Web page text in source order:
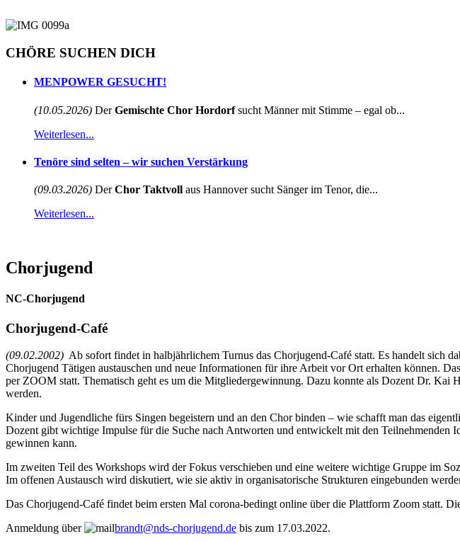
CHÖRE SUCHEN DICH
MENPOWER GESUCHT!
(10.05.2026) DerGemischte Chor Hordorfsucht Männer mit Stimme – egal ob...
Weiterlesen...
Tenöre sind selten – wir suchen Verstärkung
(09.03.2026) DerChor Taktvoll aus Hannover sucht Sänger im Tenor, die...
Weiterlesen...
Chorjugend
NC-Chorjugend
Chorjugend-Café
(09.02.2002) Ab sofort findet in halbjährlichem Turnus das Chorjugend-Café statt. Es handelt sich
Chorjugend Tätigen austauschen und neue Informationen für ihre Arbeit vor Ort erhalten können.
per ZOOM statt. Thematisch geht es um die Mitgliedergewinnung. Dazu konnte als Dozent Dr. Kai
werden.
Kinder und Jugendliche fürs Singen begeistern und an den Chor binden – wie schafft man das
Dozent gibt wichtige Impulse für die Suche nach Antworten und entwickelt mit den Teilnehmenden
gewinnen kann.
Im zweiten Teil des Workshops wird der Fokus verschieben und eine weitere wichtige Gruppe im
Im offenen Austausch wird diskutiert, wie sie aktiv in organisatorische Strukturen eingebunden
Das Chorjugend-Café findet beim ersten Mal corona-bedingt online über die Plattform Zoom statt.
Anmeldung über
brandt@nds-chorjugend.de bis zum 17.03.2022.